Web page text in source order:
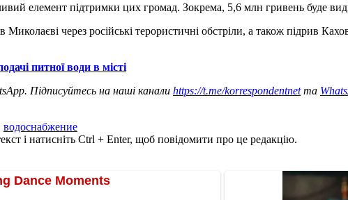
елемент підтримки цих громад. Зокрема, 5,6 млн гривень буде
через російські терористичні обстріли, а також підрив
питної води в місті
Підписуйтесь на наші канали https://t.me/korrespondentnetта
водоснабжение
і натисніть Ctrl + Enter, щоб повідомити про це редакцію.